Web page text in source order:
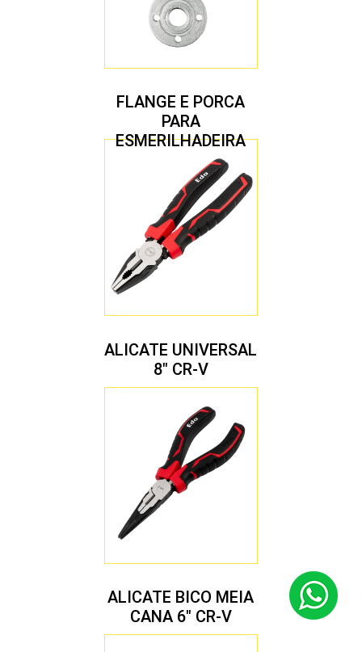
FLANGE E PORCA
PARA
ESMERILHADEIRA
4.1/2″ 20,00 MM
ALICATE UNIVERSAL
8″ CR-V
ALICATE BICO MEIA
CANA 6″ CR-V